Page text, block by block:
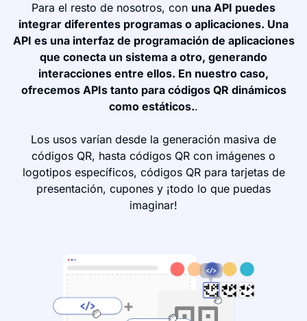
Para el resto de nosotros, con una API puedes
integrar diferentes programas o aplicaciones. Una
API es una interfaz de programación de aplicaciones
que conecta un sistema a otro, generando
interacciones entre ellos. En nuestro caso,
ofrecemos APIs tanto para códigos QR dinámicos
como estáticos..
Los usos varían desde la generación masiva de
códigos QR, hasta códigos QR con imágenes o
logotipos específicos, códigos QR para tarjetas de
presentación, cupones y ¡todo lo que puedas
imaginar!